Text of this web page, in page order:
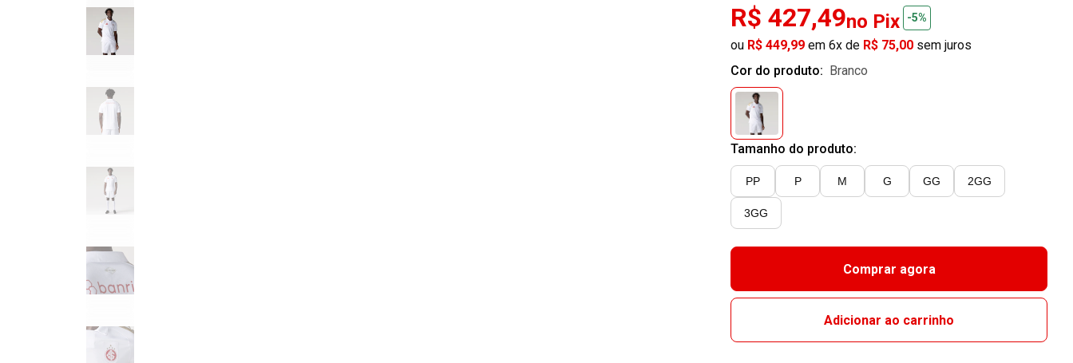
R$ 427,49no Pix -5%
ou R$ 449,99 em 6x de R$ 75,00 sem juros
Cor do produto:
branco
Tamanho do produto:
PP P M G GG 2GG
3GG
Comprar agora
Adicionar ao carrinho